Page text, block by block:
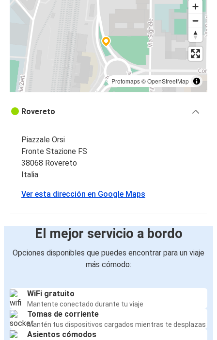
Rovereto
Rovereto
Niza
Rovereto
Niza
Protomaps©OpenStreetMap
Rovereto
Piazzale Orsi
Fronte Stazione FS
38068 Rovereto
Italia
Ver esta dirección en Google Maps
El mejor servicio a bordo
Opciones disponibles que puedes encontrar para un viaje
más cómodo:
WiFi gratuito
Mantente conectado durante tu viaje
Tomas de corriente
Mantén tus dispositivos cargados mientras te desplazas
Asientos cómodos